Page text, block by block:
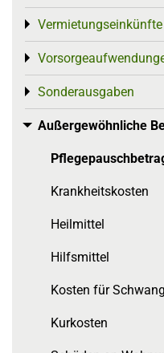
Vermietungseinkünfte
Toggle menu
Toggle menu
Sonderausgaben
Toggle menu
Außergewöhnliche
Toggle menu
Krankheitskosten
Heilmittel
Hilfsmittel
Kosten für
Kurkosten